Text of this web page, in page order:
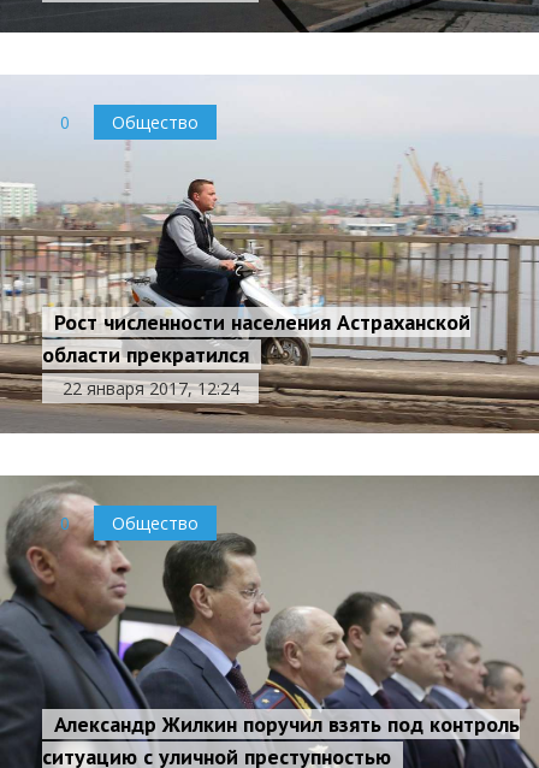
0 Общество
Рост численности населения Астраханской
области прекратился
22 января 2017, 12:24
0 Общество
Александр Жилкин поручил взять под контроль
ситуацию с уличной преступностью